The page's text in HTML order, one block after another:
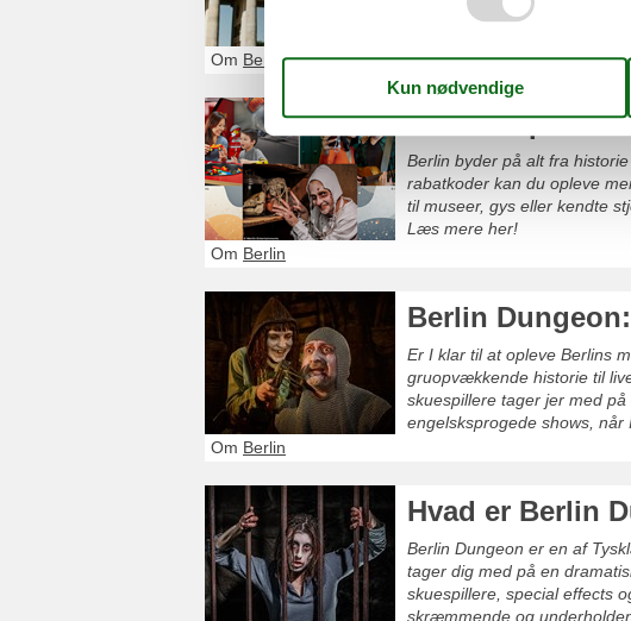
Tussauds eller hoppe i en
Om Berlin
Berlin:
Berlin byder på alt fra
rabatkoder kan du opleve
til museer, gys eller kendte
Læs mere her!
Om Berlin
Berlin
Er I klar til at opleve Berlins
gruopvækkende historie til
skuespillere tager jer med
engelsksprogede shows, når
Om Berlin
Hvad er Berlin
Berlin Dungeon er en af
tager dig med på en
skuespillere, special effects
skræmmende og